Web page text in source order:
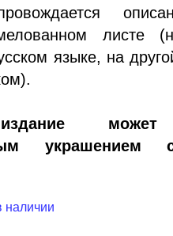
листе
языке, на
может
украшением
наличии